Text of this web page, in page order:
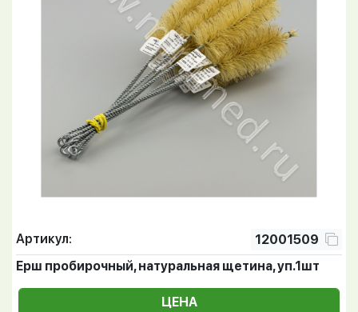
Артикул:
12001509
Ерш пробирочный, натуральная щетина, уп.1шт
ЦЕНА